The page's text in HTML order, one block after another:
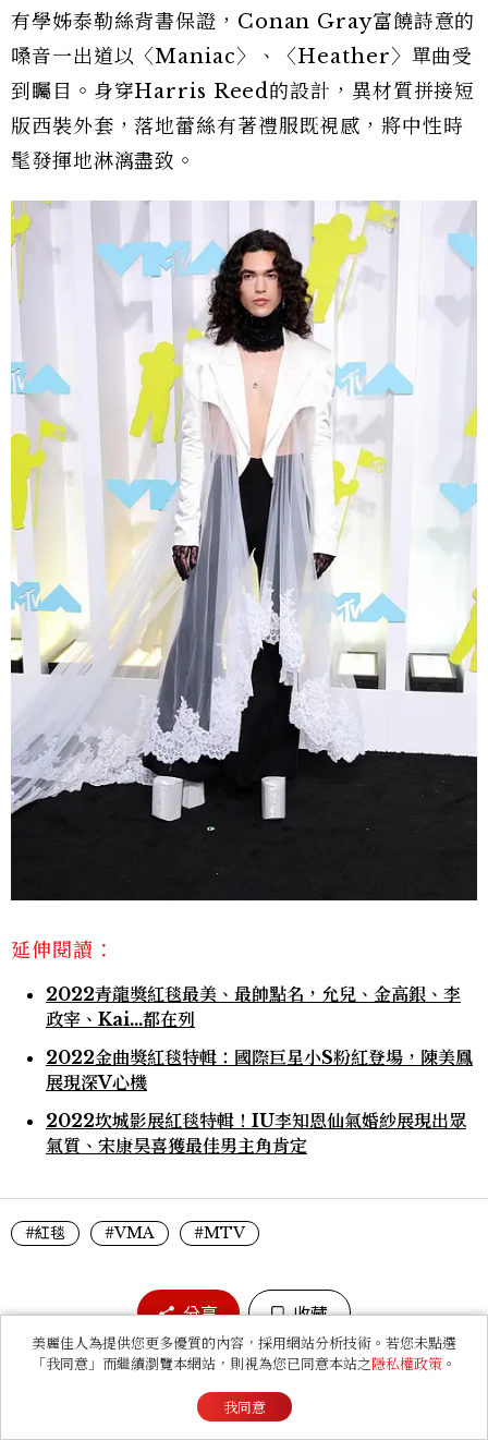
有學姊泰勒絲背書保證，Conan Gray富饒詩意的
嗓音一出道以〈Maniac〉、〈Heather〉單曲受
到矚目。身穿Harris Reed的設計，異材質拼接短
版西裝外套，落地蕾絲有著禮服既視感，將中性時
髦發揮地淋漓盡致。
延伸閱讀：
2022青龍獎紅毯最美、最帥點名，允兒、金高銀、李
政宰、Kai…都在列
2022金曲獎紅毯特輯：國際巨星小S粉紅登場，陳美鳳
展現深V心機
2022坎城影展紅毯特輯！IU李知恩仙氣婚紗展現出眾
氣質、宋康昊喜獲最佳男主角肯定
#紅毯 #VMA #MTV
分享 收藏
Jess Lee
美麗佳人為提供您更多優質的內容，採用網站分析技術。若您未點選
「我同意」而繼續瀏覽本網站，則視為您已同意本站之隱私權政策 。
我同意